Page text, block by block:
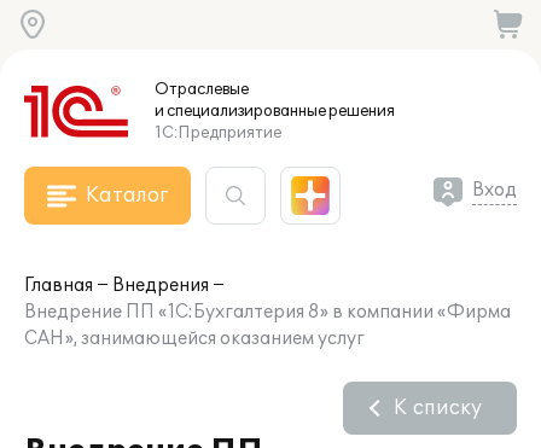
Отраслевые
и специализированныерешения
1С:Предприятие
Каталог Вход
Главная
Внедрения
Внедрение ПП «1С:Бухгалтерия 8» в компании «Фирма
САН», занимающейся оказанием услуг
К списку